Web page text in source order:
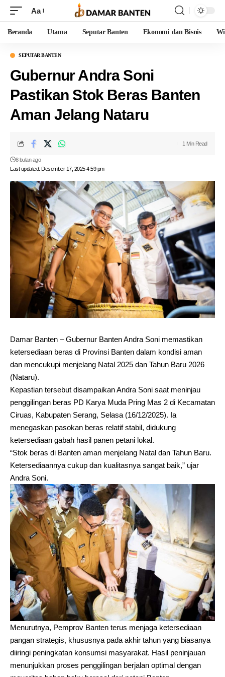
Aa
Beranda Utama Seputar Banten Ekonomi dan Bisnis
SEPUTAR BANTEN
Gubernur Andra Soni
Pastikan Stok Beras Banten
Aman Jelang Nataru
Last updated: Desember 17, 2025 4:59 pm
8 bulan ago
1 Min Read
Damar Banten – Gubernur Banten Andra Soni memastikan
ketersediaan beras di Provinsi Banten dalam kondisi aman
dan mencukupi menjelang Natal 2025 dan Tahun Baru 2026
(Nataru).
Kepastian tersebut disampaikan Andra Soni saat meninjau
penggilingan beras PD Karya Muda Pring Mas 2 di Kecamatan
Ciruas, Kabupaten Serang, Selasa (16/12/2025). Ia
menegaskan pasokan beras relatif stabil, didukung
ketersediaan gabah hasil panen petani lokal.
“Stok beras di Banten aman menjelang Natal dan Tahun Baru.
Ketersediaannya cukup dan kualitasnya sangat baik,” ujar
Andra Soni.
Menurutnya, Pemprov Banten terus menjaga ketersediaan
pangan strategis, khususnya pada akhir tahun yang biasanya
diiringi peningkatan konsumsi masyarakat. Hasil peninjauan
menunjukkan proses penggilingan berjalan optimal dengan